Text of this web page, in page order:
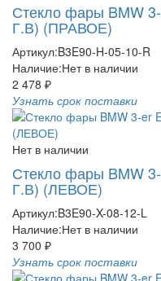
Стекло фары BMW
Г.В) (ПРАВОЕ)
Артикул:B3E90-H-05-10-R
Наличие:Нет в наличии
2 478 ₽
Узнать срок поставки
Нет в наличии
Стекло фары BMW
Г.В) (ЛЕВОЕ)
Артикул:B3E90-X-08-12-L
Наличие:Нет в наличии
3 700 ₽
Узнать срок поставки